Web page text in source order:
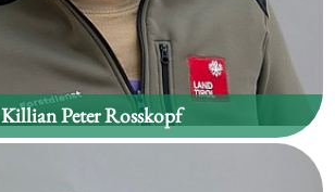
Killian Peter Rosskopf